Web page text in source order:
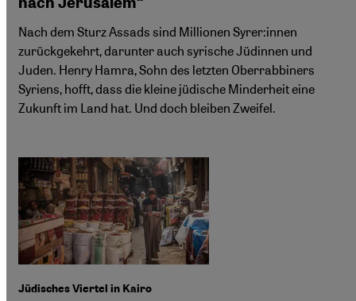
Nach dem Sturz Assads sind Millionen Syrer:innen
zurückgekehrt, darunter auch syrische Jüdinnen und
Juden. Henry Hamra, Sohn des letzten Oberrabbiners
Syriens, hofft, dass die kleine jüdische Minderheit eine
Zukunft im Land hat. Und doch bleiben Zweifel.
Jüdisches Viertel in Kairo